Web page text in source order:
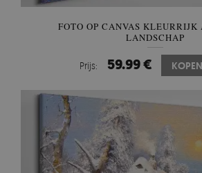
FOTO OP CANVAS KLEURRIJK
LANDSCHAP
Prijs: 59.99 € KOPEN